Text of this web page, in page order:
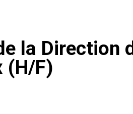
la Direction
(H/F)